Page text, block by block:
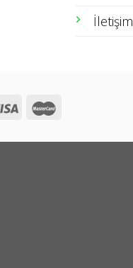
İletişim